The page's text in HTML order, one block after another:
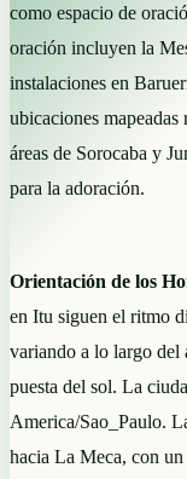
como espacio de
oración incluyen la
instalaciones en
ubicaciones
áreas de Sorocaba y
para la adoración.
Orientación de los
en Itu siguen el ritmo
variando a lo largo del
puesta del sol. La
America/Sao_Paulo.
hacia La Meca, con